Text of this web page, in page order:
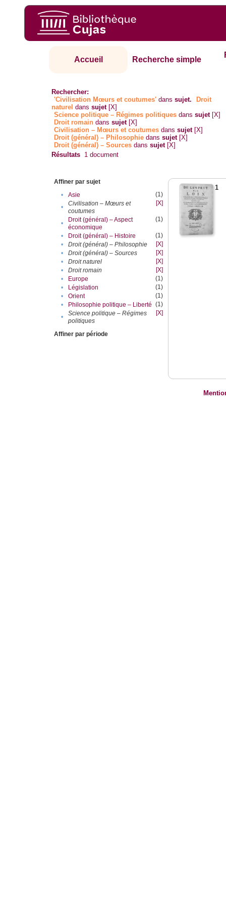
Accueil Recherche simple
Rechercher:
'Civilisation Mœurs et coutumes' danssujet.
Droit
naturel danssujet [X]
Science politique – Régimes politiques danssujet [X]
Droit romain danssujet [X]
Civilisation – Mœurs et coutumes danssujet [X]
Droit (général) – Philosophie danssujet [X]
Droit (général) – Sources danssujet [X]
Résultats 1 document
Affiner par sujet
•
Asie
(1)
•
Civilisation – Mœurs et
coutumes
[X]
•
Droit (général) – Aspect
économique
(1)
• Droit (général) – Histoire
(1)
•
Droit (général) – Philosophie
[X]
•
Droit (général) – Sources
[X]
•
Droit naturel
[X]
•
Droit romain
[X]
•
Europe
(1)
•
Législation
(1)
•
Orient
(1)
•
Philosophie politique – Liberté (1)
•
Science politique – Régimes
politiques
[X]
Affiner par période
1